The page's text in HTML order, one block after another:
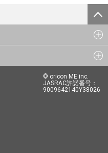
© oricon ME inc.
JASRAC許諾番号：
9009642140Y38026